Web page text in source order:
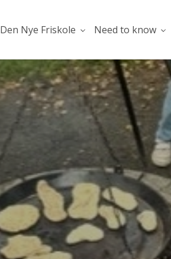
Den Nye Friskole Need to know